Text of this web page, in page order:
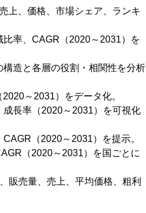
上、価格、市場シェア、ランキ
率、CAGR（2020～2031）を
造と各層の役割・相関性を分析
～2031）をデータ化。
長率（2020～2031）を可視化
（2020～2031）を提示。
（2020～2031）を国ごとに
販売量、売上、平均価格、粗利